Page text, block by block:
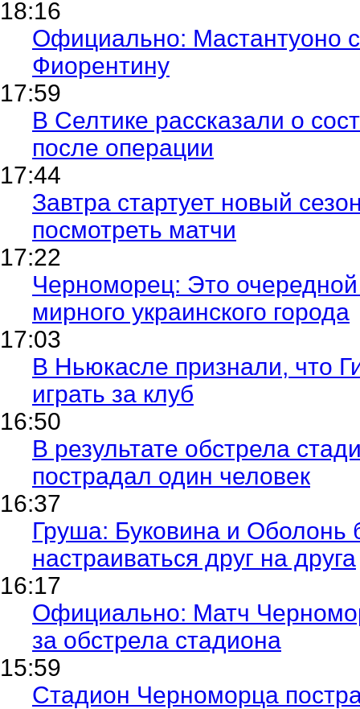
18:16
Официально: Мастантуоно
Фиорентину
17:59
В Селтике рассказали о
после операции
17:44
Завтра стартует новый
посмотреть матчи
17:22
Черноморец: Это очередной
мирного украинского города
17:03
В Ньюкасле признали, что
играть за клуб
16:50
В результате обстрела
пострадал один человек
16:37
Груша: Буковина и Оболонь
настраиваться друг на друга
16:17
Официально: Матч
за обстрела стадиона
15:59
Стадион Черноморца